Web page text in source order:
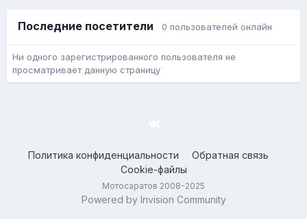
Последние посетители 0 пользователей онлайн
Ни одного зарегистрированного пользователя не
просматривает данную страницу
Политика конфиденциальности
Обратная связь
Cookie-файлы
Мотосаратов 2008-2025
Powered by Invision Community